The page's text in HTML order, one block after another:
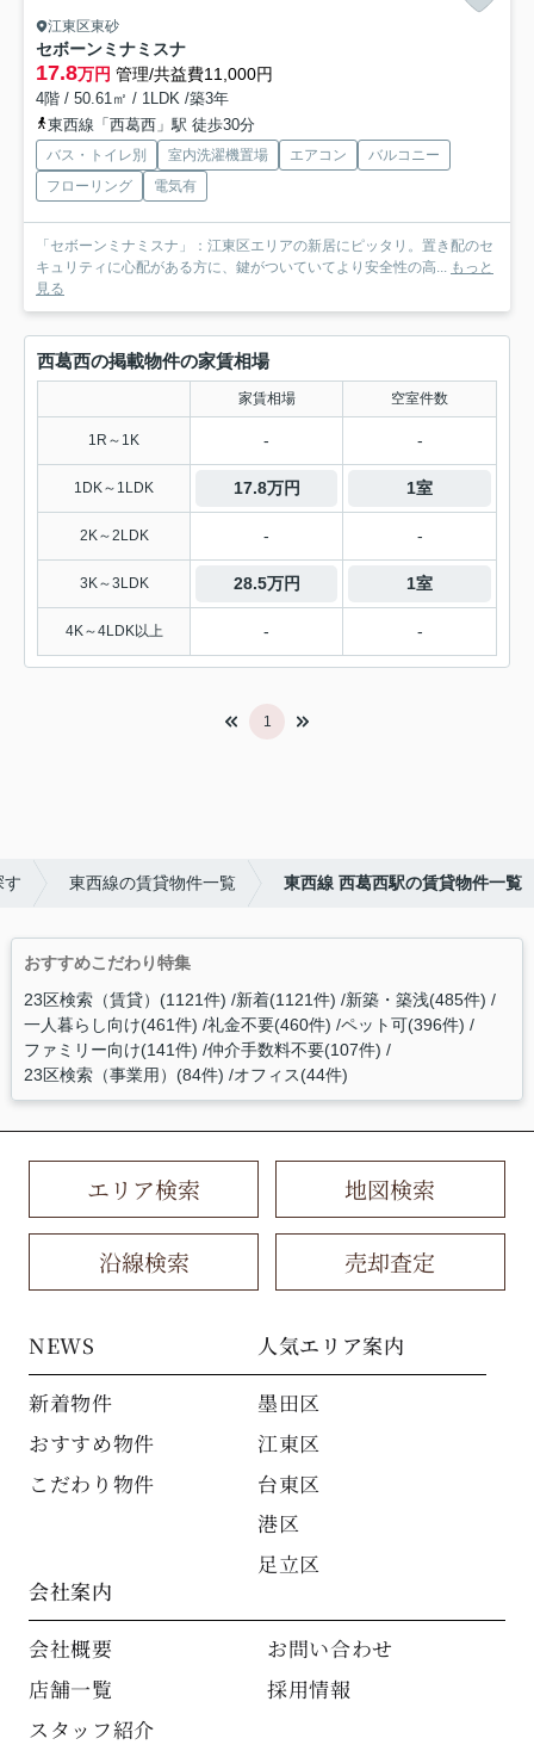
江東区東砂
セボーンミナミスナ
17.8万円 管理/共益費11,000円
4階 / 50.61㎡ / 1LDK /築3年
東西線「西葛西」駅 徒歩30分
バス・トイレ別 室内洗濯機置場 エアコン
バルコニー
フローリング
電気有
「セボーンミナミスナ」：江東区エリアの新居にピッタリ。置き配のセ
キュリティに心配がある方に、鍵がついていてより安全性の高... もっと
見る
西葛西の掲載物件の家賃相場
家賃相場 空室件数
1R～1K - -
1DK～1LDK 17.8万円 1室
2K～2LDK - -
3K～3LDK 28.5万円 1室
4K～4LDK以上 - -
1
す 東西線の賃貸物件一覧 東西線 西葛西駅の賃貸物件一覧
おすすめこだわり特集
23区検索（賃貸）(1121件) 新着(1121件) 新築・築浅(485件)
一人暮らし向け(461件) 礼金不要(460件) ペット可(396件)
ファミリー向け(141件) 仲介手数料不要(107件)
23区検索（事業用）(84件) オフィス(44件)
エリア検索 地図検索
沿線検索 売却査定
NEWS
新着物件
おすすめ物件
こだわり物件
人気エリア案内
墨田区
江東区
台東区
港区
足立区
会社案内
会社概要
店舗一覧
スタッフ紹介
お問い合わせ
採用情報